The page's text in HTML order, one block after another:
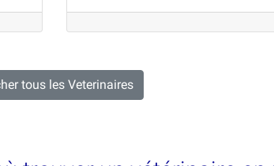
tous les Veterinaires